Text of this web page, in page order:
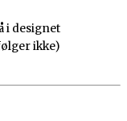
i designet
ikke)